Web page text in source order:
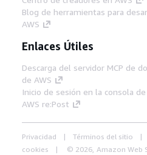
Blog de herramientas para
AWS
Enlaces Útiles
Descarga del servidor MCP de
de AWS
Inicio de sesión en la consola de
AWS re:Post
Privacidad Términos del sitio
cookies
© 2026, Amazon Web